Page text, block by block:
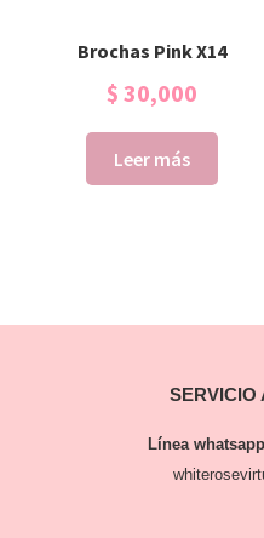
Brochas Pink X14
$ 30,000
Leer más
SERVICIO
Línea whatsapp